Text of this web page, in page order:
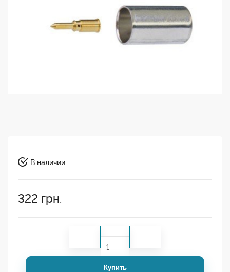
В наличии
322 грн.
Купить